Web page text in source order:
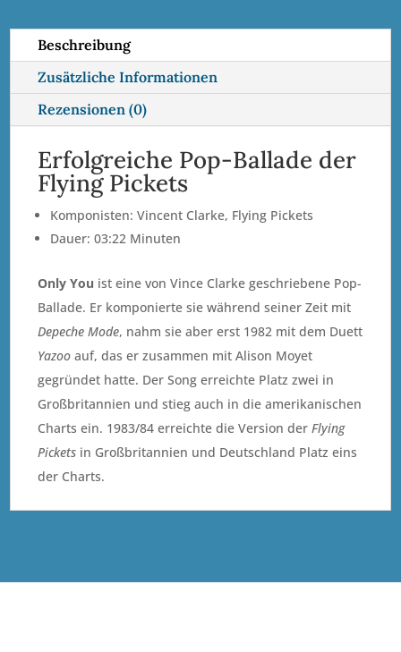
i
v
Beschreibung
Zusätzliche Informationen
Rezensionen (0)
Erfolgreiche Pop-Ballade der
Flying Pickets
Komponisten: Vincent Clarke, Flying Pickets
Dauer: 03:22 Minuten
Only You ist eine von Vince Clarke geschriebene Pop-
Ballade. Er komponierte sie während seiner Zeit mit
Depeche Mode, nahm sie aber erst 1982 mit dem Duett
Yazoo auf, das er zusammen mit Alison Moyet
gegründet hatte. Der Song erreichte Platz zwei in
Großbritannien und stieg auch in die amerikanischen
Charts ein. 1983/84 erreichte die Version derFlying
Pickets in Großbritannien und Deutschland Platz eins
der Charts.